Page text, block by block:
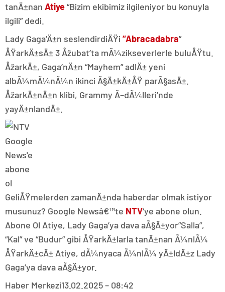
tanÄ±nan Atiye“Bizim ekibimiz ilgileniyor bu konuyla
ilgili” dedi.
Lady Gaga’Ä±n seslendirdiÄŸi “Abracadabra”
ÅŸarkÄ±sÄ± 3 Åžubat’ta mÃ¼zikseverlerle buluÅŸtu.
ÅžarkÄ±, Gaga’nÄ±n “Mayhem” adlÄ± yeni
albÃ¼mÃ¼nÃ¼n ikinci Ã§Ä±kÄ±ÅŸ parÃ§asÄ±.
ÅžarkÄ±nÄ±n klibi, Grammy Ã–dÃ¼lleri’nde
yayÄ±nlandÄ±.
GeliÅŸmelerden zamanÄ±nda haberdar olmak istiyor
musunuz? Google Newsâ€™te NTV‘ye abone olun.
Abone Ol Atiye, Lady Gaga’ya dava aÃ§Ä±yor”Salla”,
“Kal” ve “Budur” gibi ÅŸarkÄ±larla tanÄ±nan Ã¼nlÃ¼
ÅŸarkÄ±cÄ± Atiye, dÃ¼nyaca Ã¼nlÃ¼ yÄ±ldÄ±z Lady
Gaga’ya dava aÃ§Ä±yor.
Haber Merkezi13.02.2025 – 08:42